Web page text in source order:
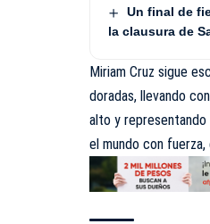
Un final de
la clausura de
Miriam Cruz sigue
doradas, llevando
alto y representando
el mundo con